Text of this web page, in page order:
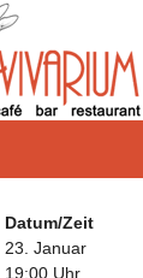
Datum/Zeit
23. Januar
19:00 Uhr